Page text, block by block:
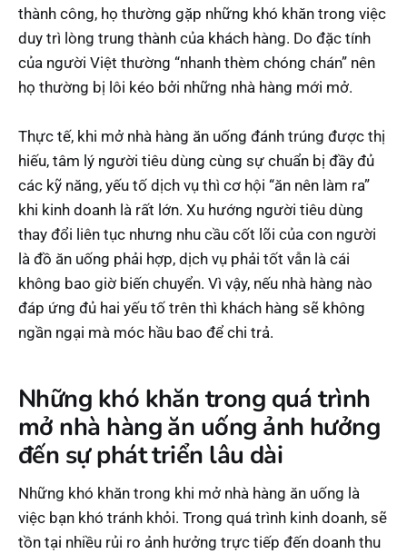
thành công, họ thường gặp những khó khăn trong việc
duy trì lòng trung thành của khách hàng. Do đặc tính
của người Việt thường “nhanh thèm chóng chán” nên
họ thường bị lôi kéo bởi những nhà hàng mới mở.
Thực tế, khi mở nhà hàng ăn uống đánh trúng được thị
hiếu, tâm lý người tiêu dùng cùng sự chuẩn bị đầy đủ
các kỹ năng, yếu tố dịch vụ thì cơ hội “ăn nên làm ra”
khi kinh doanh là rất lớn. Xu hướng người tiêu dùng
thay đổi liên tục nhưng nhu cầu cốt lõi của con người
là đồ ăn uống phải hợp, dịch vụ phải tốt vẫn là cái
không bao giờ biến chuyển. Vì vậy, nếu nhà hàng nào
đáp ứng đủ hai yếu tố trên thì khách hàng sẽ không
ngần ngại mà móc hầu bao để chi trả.
Những khó khăn trong quá trình
mở nhà hàng ăn uống ảnh hưởng
đến sự phát triển lâu dài
Những khó khăn trong khi mở nhà hàng ăn uống là
việc bạn khó tránh khỏi. Trong quá trình kinh doanh, sẽ
tồn tại nhiều rủi ro ảnh hưởng trực tiếp đến doanh thu